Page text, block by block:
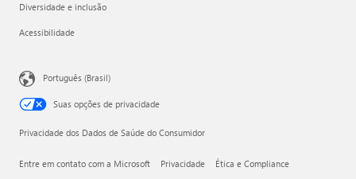
Diversidade e inclusão
Acessibilidade
Português (Brasil)
Suas opções de privacidade
Privacidade dos Dados de Saúde do Consumidor
Entre em contato com a Microsoft Privacidade Ética e Compliance